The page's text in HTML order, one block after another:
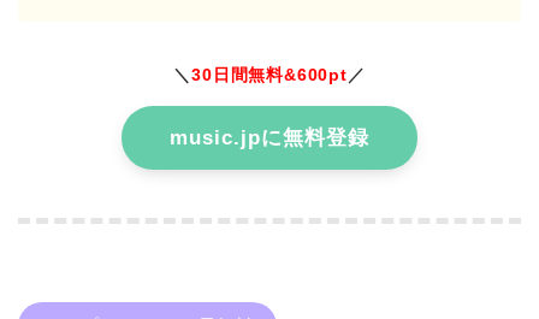
＼30日間無料&600pt ／
music.jpに無料登録